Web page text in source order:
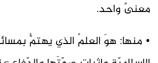
معنىً واحد.
• منها: هوَ العلمُ الذي يهتمُّ